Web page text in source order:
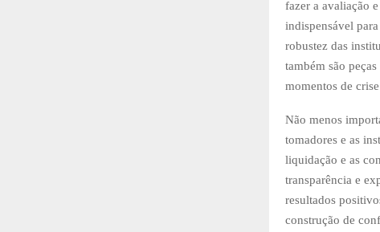
fazer a avaliação
indispensável
robustez das
também são
momentos de
Não menos
tomadores e as
liquidação e as
transparência e
resultados
construção de